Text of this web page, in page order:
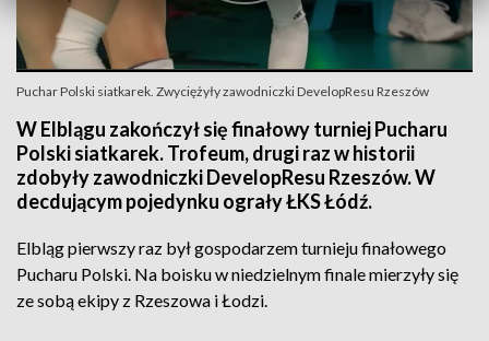
Puchar Polski siatkarek. Zwyciężyły zawodniczki DevelopResu Rzeszów
W Elblągu zakończył się finałowy turniej Pucharu
Polski siatkarek. Trofeum, drugi raz w historii
zdobyły zawodniczki DevelopResu Rzeszów. W
decdującym pojedynku ograły ŁKS Łódź.
Elbląg pierwszy raz był gospodarzem turnieju finałowego
Pucharu Polski. Na boisku w niedzielnym finale mierzyły się
ze sobą ekipy z Rzeszowa i Łodzi.